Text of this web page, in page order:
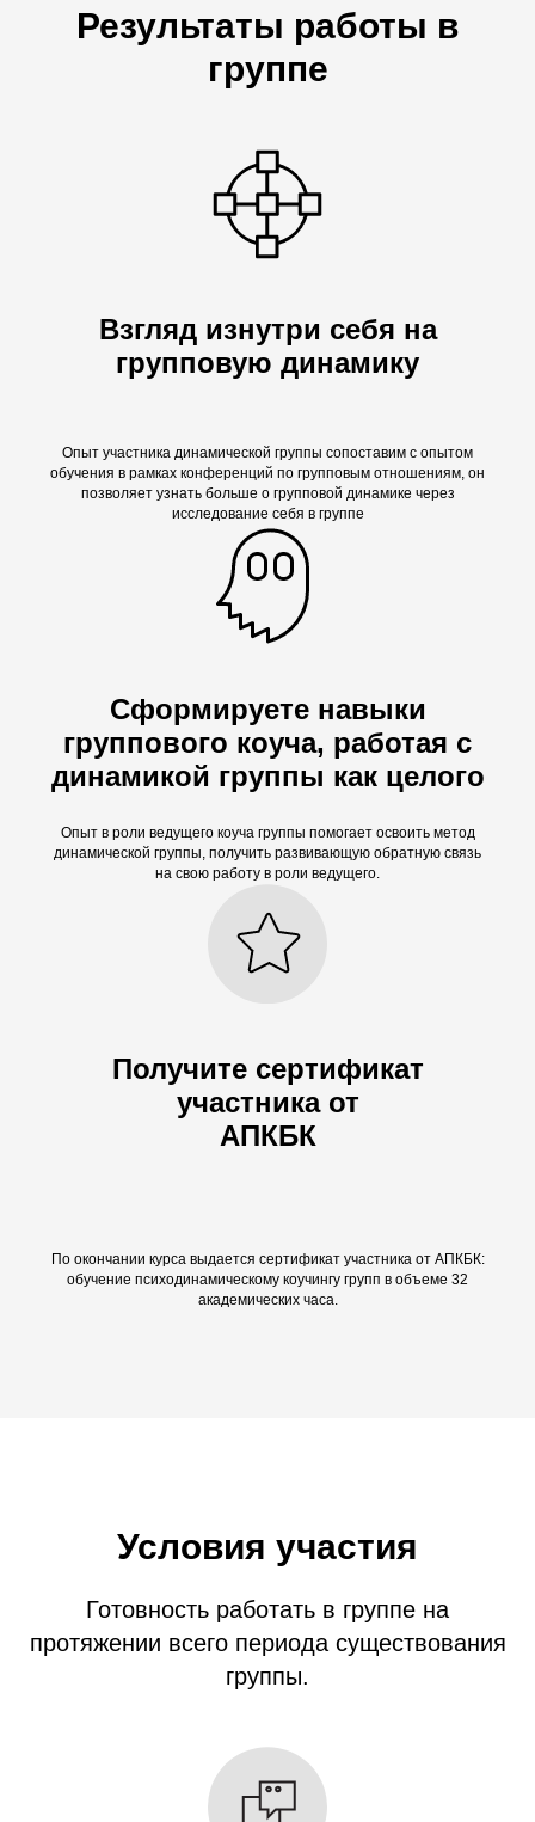
Результаты работы в
группе
Взгляд изнутри себя на
групповую динамику
Опыт участника динамической группы сопоставим с опытом
обучения в рамках конференций по групповым отношениям, он
позволяет узнать больше о групповой динамике через
исследование себя в группе
Сформируете навыки
группового коуча, работая с
динамикой группы как целого
Опыт в роли ведущего коуча группы помогает освоить метод
динамической группы, получить развивающую обратную связь
на свою работу в роли ведущего.
Получите сертификат
участника от
АПКБК
По окончании курса выдается сертификат участника от АПКБК:
обучение психодинамическому коучингу групп в объеме 32
академических часа.
Условия участия
Готовность работать в группе на
протяжении всего периода существования
группы.